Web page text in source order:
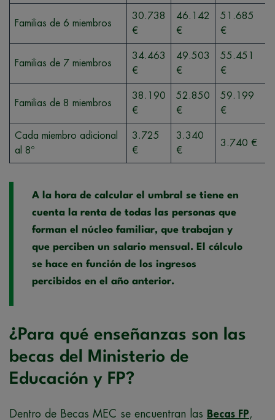
Familias de 6 miembros
30.738
€
46.142
€
51.685
€
Familias de 7 miembros
34.463
€
49.503
€
55.451
€
Familias de 8 miembros
38.190
€
52.850
€
59.199
€
Cada miembro adicional
al 8º
3.725
€
3.340
€
3.740 €
A la hora de calcular el umbral se tiene en
cuenta la renta de todas las personas que
forman el núcleo familiar, que trabajan y
que perciben un salario mensual. El cálculo
se hace en función de los ingresos
percibidos en el año anterior.
¿Para qué enseñanzas son las
becas del Ministerio de
Educación y FP?
Dentro de Becas MEC se encuentran las Becas FP,